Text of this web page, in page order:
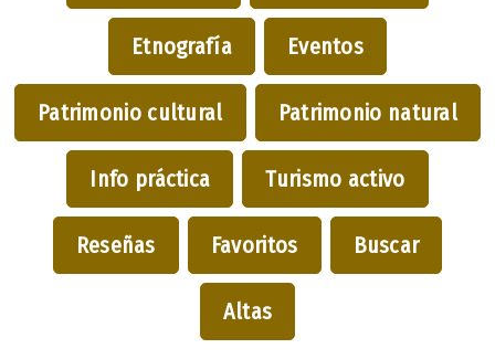
Etnografía Eventos
Patrimonio cultural Patrimonio natural
Info práctica Turismo activo
Reseñas Favoritos Buscar
Altas